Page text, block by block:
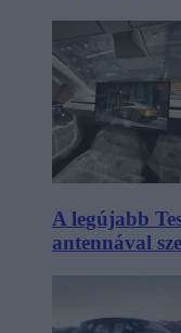
A legújabb
antennával